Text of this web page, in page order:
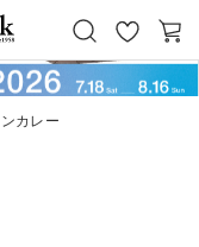
お
気
カ
ー
カレー